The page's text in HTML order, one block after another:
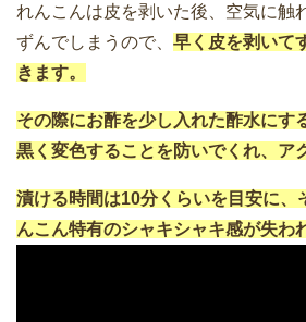
れんこんは皮を剥いた後、空気に触
ずんでしまうので、 早く皮を剥いて
きます。
その際にお酢を少し入れた酢水にす
黒く変色することを防いでくれ、ア
漬ける時間は10分くらいを目安に、
んこん特有のシャキシャキ感が失わ